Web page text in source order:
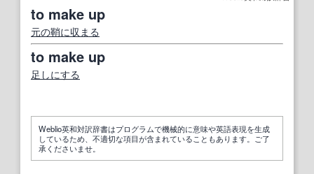
to make up
元の鞘に収まる
to make up
足しにする
Weblio英和対訳辞書はプログラムで機械的に意味や英語表現を生成
しているため、不適切な項目が含まれていることもあります。ご了
承くださいませ。